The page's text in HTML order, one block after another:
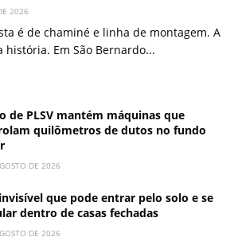
2026
é de chaminé e linha de montagem. A
Em São Bernardo...
de PLSV mantém máquinas que
quilômetros de dutos no fundo
DE 2026
que pode entrar pelo solo e se
dentro de casas fechadas
DE 2026